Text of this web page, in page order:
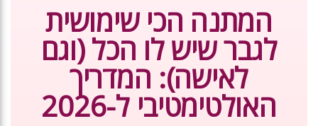
המתנה הכי שימושית
לגבר שיש לו הכל (וגם
לאישה): המדריך
האולטימטיבי ל-2026